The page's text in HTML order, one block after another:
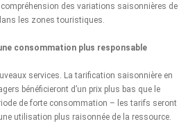
compréhension des variations saisonnières de
les zones touristiques.
consommation plus responsable
services. La tarification saisonnière en
bénéficieront d’un prix plus bas que le
de forte consommation – les tarifs seront
utilisation plus raisonnée de la ressource.